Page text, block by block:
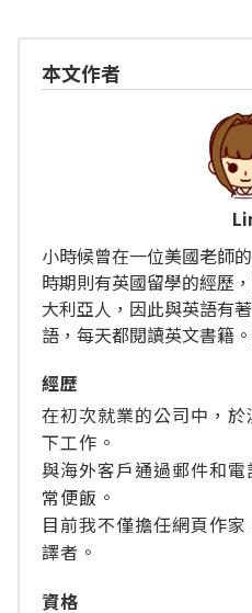
本文作者
小時候曾在一位美國老師
時期則有英國留學的經歷
大利亞人，因此與英語有
語，每天都閱讀英文書籍
經歴
在初次就業的公司中，
下工作。
與海外客戶通過郵件和
常便飯。
目前我不僅擔任網頁作
譯者。
資格